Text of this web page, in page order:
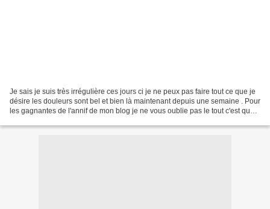
Je sais je suis très irrégulière ces jours ci je ne peux pas faire tout ce que je
désire les douleurs sont bel et bien là maintenant depuis une semaine . Pour
les gagnantes de l'annif de mon blog je ne vous oublie pas le tout c'est que